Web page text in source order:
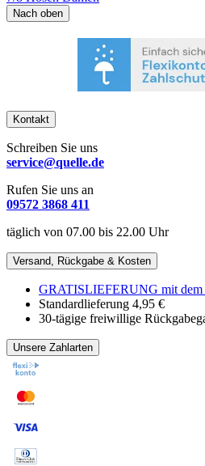
Nach oben
Kontakt
Schreiben Sie uns
service@quelle.de
Rufen Sie uns an
09572 3868 411
täglich von 07.00 bis 22.00 Uhr
Versand, Rückgabe & Kosten
GRATISLIEFERUNG mit dem
Standardlieferung 4,95 €
30-tägige freiwillige
Unsere Zahlarten